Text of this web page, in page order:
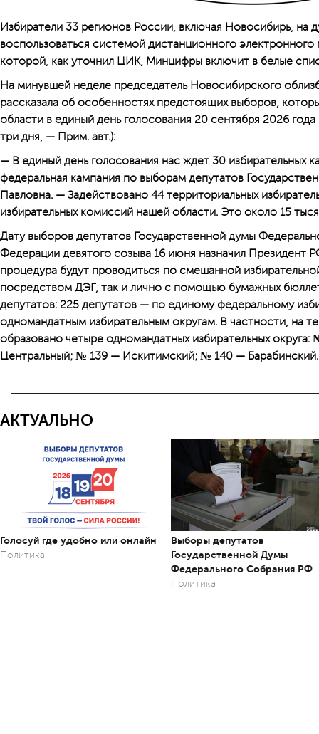
Избиратели 33 регионов России, включая Новосибирь, на
воспользоваться системой дистанционного
которой, как уточнил ЦИК, Минцифры включит в белые
На минувшей неделе председатель Новосибирского
рассказала об особенностях предстоящих выборов,
области в единый день голосования 20 сентября 2026
три дня, — Прим. авт.):
— В единый день голосования нас ждет 30 избирательных
федеральная кампания по выборам депутатов
Павловна. — Задействовано 44 территориальных
избирательных комиссий нашей области. Это около 15
Дату выборов депутатов Государственной думы
Федерации девятого созыва 16 июня назначил Президент
процедура будут проводиться по смешанной
посредством ДЭГ, так и лично с помощью бумажных
депутатов: 225 депутатов — по единому федеральному
одномандатным избирательным округам. В частности, на
образовано четыре одномандатных избирательных
Центральный; № 139 — Искитимский; № 140 — Барабинский.
АКТУАЛЬНО
Голосуй где удобно или онлайн
Политика
Выборы депутатов
Государственной Думы
Федерального Собрания РФ
Политика